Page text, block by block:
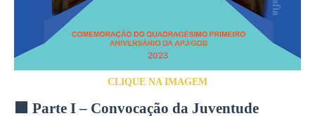
CLIQUE NA IMAGEM
🟩 Parte I – Convocação da Juventude